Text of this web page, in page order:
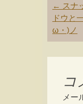
Post
← スナ
ドウと
ω・)ノ
コ
メー